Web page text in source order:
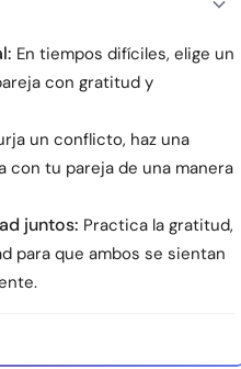
En tiempos difíciles, elige un
con gratitud y
un conflicto, haz una
con tu pareja de una manera
juntos: Practica la gratitud,
para que ambos se sientan